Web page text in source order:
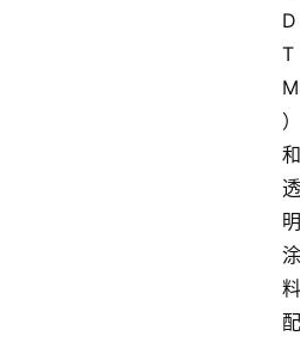
D
T
M
）
和
透
明
涂
料
配